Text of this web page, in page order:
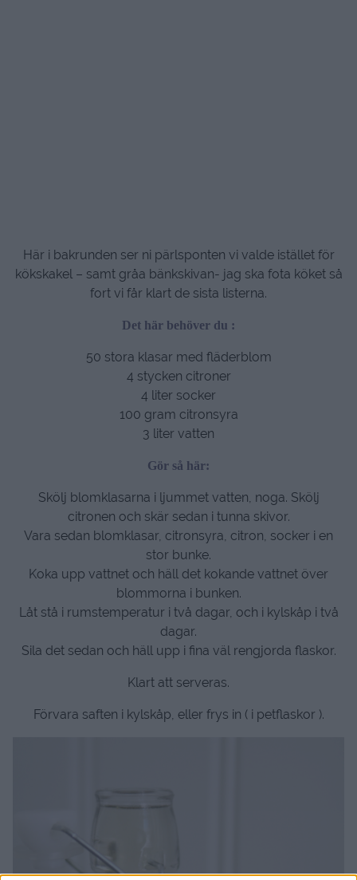
Här i bakrunden ser ni pärlsponten vi valde istället för
kökskakel – samt gråa bänkskivan- jag ska fota köket så
fort vi får klart de sista listerna.
Det här behöver du :
50 stora klasar med fläderblom
4 stycken citroner
4 liter socker
100 gram citronsyra
3 liter vatten
Gör så här:
Skölj blomklasarna i ljummet vatten, noga. Skölj
citronen och skär sedan i tunna skivor.
Vara sedan blomklasar, citronsyra, citron, socker i en
stor bunke.
Koka upp vattnet och häll det kokande vattnet över
blommorna i bunken.
Låt stå i rumstemperatur i två dagar, och i kylskåp i två
dagar.
Sila det sedan och häll upp i fina väl rengjorda flaskor.
Klart att serveras.
Förvara saften i kylskåp, eller frys in ( i petflaskor ).